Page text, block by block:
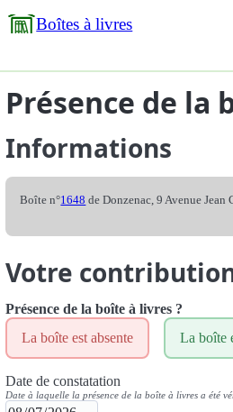
Boîtes à livres
Présence de la
Informations
Boîte n°1648 de Donzenac, 9 Avenue
Votre
Présence de la boîte à livres ?
La boîte est absente
La boîte
Date de constatation
Date à laquelle la présence de la boîte à livres a été